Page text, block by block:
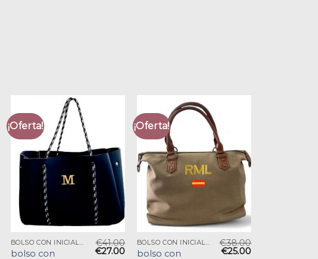
¡Oferta!
BOLSO CON INICIALES
bolso con
€41.00
€27.00
¡Oferta!
BOLSO CON INICIALES
bolso con
€38.00
€25.00